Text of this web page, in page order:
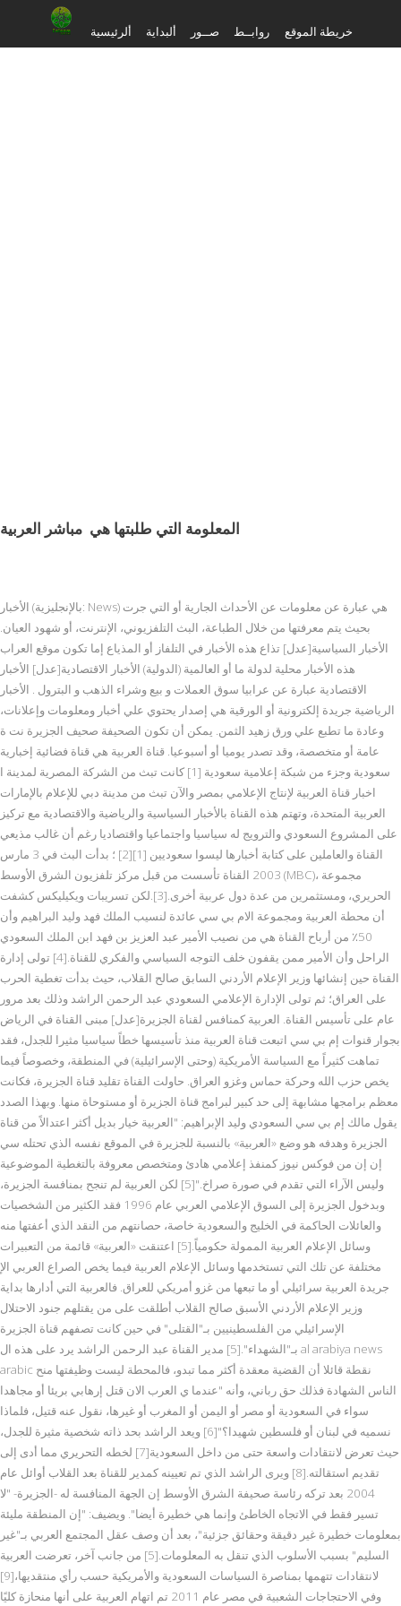
ألرئيسية ألبداية صــور روابــط خريطة الموقع
المعلومة التي طلبتها هي مباشر العربية
الأخبار (بالإنجليزية: News) هي عبارة عن معلومات عن الأحداث الجارية أو التي جرت
بحيث يتم معرفتها من خلال الطباعة، البث التلفزيوني، الإنترنت، أو شهود العيان.
الأخبار السياسية[عدل] تذاع هذه الأخبار في التلفاز أو المذياع إما تكون موقع العراب
هذه الأخبار محلية لدولة ما أو العالمية (الدولية) الأخبار الاقتصادية[عدل] الأخبار
الاقتصادية عبارة عن عرابيا سوق العملات و بيع وشراء الذهب و البترول . الأخبار
الرياضية جريدة إلكترونية أو الورقية هي إصدار يحتوي علي أخبار ومعلومات وإعلانات،
وعادة ما تطبع علي ورق زهيد الثمن. يمكن أن تكون الصحيفة صحيف الجزيرة نت ة
عامة أو متخصصة، وقد تصدر يوميا أو أسبوعيا. قناة العربية هي قناة فضائية إخبارية
سعودية وجزء من شبكة إعلامية سعودية [1] كانت تبث من الشركة المصرية لمدينة ا
اخبار قناة العربية لإنتاج الإعلامي بمصر والآن تبث من مدينة دبي للإعلام بالإمارات
العربية المتحدة، وتهتم هذه القناة بالأخبار السياسية والرياضية والاقتصادية مع تركيز
على المشروع السعودي والترويج له سياسيا واجتماعيا واقتصاديا رغم أن غالب مذيعي
القناة والعاملين على كتابة أخبارها ليسوا سعوديين [1][2] ؛ بدأت البث في 3 مارس
2003 القناة تأسست من قبل مركز تلفزيون الشرق الأوسط (MBC)، مجموعة
الحريري، ومستثمرين من عدة دول عربية أخرى.[3].لكن تسريبات ويكيليكس كشفت
أن محطة العربية ومجموعة الام بي سي عائدة لنسيب الملك فهد وليد البراهيم وأن
50٪ من أرباح القناة هي من نصيب الأمير عبد العزيز بن فهد ابن الملك السعودي
الراحل وأن الأمير ممن يقفون خلف التوجه السياسي والفكري للقناة.[4] تولى إدارة
القناة حين إنشائها وزير الإعلام الأردني السابق صالح القلاب، حيث بدأت تغطية الحرب
على العراق؛ ثم تولى الإدارة الإعلامي السعودي عبد الرحمن الراشد وذلك بعد مرور
عام على تأسيس القناة. العربية كمنافس لقناة الجزيرة[عدل] مبنى القناة في الرياض
بجوار قنوات إم بي سي اتبعت قناة العربية منذ تأسيسها خطاً سياسيا مثيرا للجدل، فقد
تماهت كثيراً مع السياسة الأمريكية (وحتى الإسرائيلية) في المنطقة، وخصوصاً فيما
يخص حزب الله وحركة حماس وغزو العراق. حاولت القناة تقليد قناة الجزيرة، فكانت
معظم برامجها مشابهة إلى حد كبير لبرامج قناة الجزيرة أو مستوحاة منها. وبهذا الصدد
يقول مالك إم بي سي السعودي وليد الإبراهيم: "العربية خيار بديل أكثر اعتدالاً من قناة
الجزيرة وهدفه هو وضع «العربية» بالنسبة للجزيرة في الموقع نفسه الذي تحتله سي
إن إن من فوكس نيوز كمنفذ إعلامي هادئ ومتخصص معروفة بالتغطية الموضوعية
وليس الآراء التي تقدم في صورة صراخ."[5] لكن العربية لم تنجح بمنافسة الجزيرة،
وبدخول الجزيرة إلى السوق الإعلامي العربي عام 1996 فقد الكثير من الشخصيات
والعائلات الحاكمة في الخليج والسعودية خاصة، حصانتهم من النقد الذي أعفتها منه
وسائل الإعلام العربية الممولة حكومياً.[5] اعتنقت «العربية» قائمة من التعبيرات
مختلفة عن تلك التي تستخدمها وسائل الإعلام العربية فيما يخص الصراع العربي الإ
جريدة العربية سرائيلي أو ما تبعها من غزو أمريكي للعراق. فالعربية التي أدارها بداية
وزير الإعلام الأردني الأسبق صالح القلاب أطلقت على من يقتلهم جنود الاحتلال
الإسرائيلي من الفلسطينيين بـ"القتلى" في حين كانت تصفهم قناة الجزيرة
بـ"الشهداء".[5] مدير القناة عبد الرحمن الراشد يرد على هذه ال al arabiya news
arabic نقطة قائلا أن القضية معقدة أكثر مما تبدو، فالمحطة ليست وظيفتها منح
الناس الشهادة فذلك حق رباني، وأنه "عندما ي العرب الان قتل إرهابي بريئا أو مجاهدا
سواء في السعودية أو مصر أو اليمن أو المغرب أو غيرها، نقول عنه قتيل، فلماذا
نسميه في لبنان أو فلسطين شهيدا؟"[6] ويعد الراشد بحد ذاته شخصية مثيرة للجدل،
حيث تعرض لانتقادات واسعة حتى من داخل السعودية[7] لخطه التحريري مما أدى إلى
تقديم استقالته.[8] ويرى الراشد الذي تم تعيينه كمدير للقناة بعد القلاب أوائل عام
2004 بعد تركه رئاسة صحيفة الشرق الأوسط إن الجهة المنافسة له -الجزيرة- "لا
تسير فقط في الاتجاه الخاطئ وإنما هي خطيرة أيضا". ويضيف: "إن المنطقة مليئة
بمعلومات خطيرة غير دقيقة وحقائق جزئية"، بعد أن وصف عقل المجتمع العربي بـ"غير
السليم" بسبب الأسلوب الذي تنقل به المعلومات.[5] من جانب آخر، تعرضت العربية
لانتقادات تتهمها بمناصرة السياسات السعودية والأمريكية حسب رأي منتقديها،[9]
وفي الاحتجاجات الشعبية في مصر عام 2011 تم اتهام العربية على أنها منحازة كليًا